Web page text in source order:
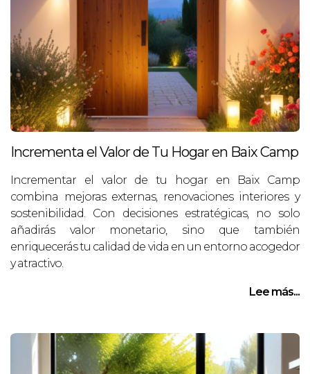
Incrementa el Valor de Tu Hogar en Baix Camp
Incrementar el valor de tu hogar en Baix Camp
combina mejoras externas, renovaciones interiores y
sostenibilidad. Con decisiones estratégicas, no solo
añadirás valor monetario, sino que también
enriquecerás tu calidad de vida en un entorno acogedor
y atractivo.
Lee más...